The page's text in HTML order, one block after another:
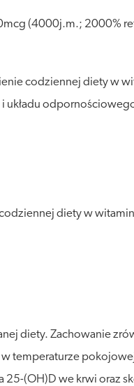
(4000j.m.; 2000%
codziennej diety w
diety w
diety. Zachowanie
(OH)D we krwi oraz